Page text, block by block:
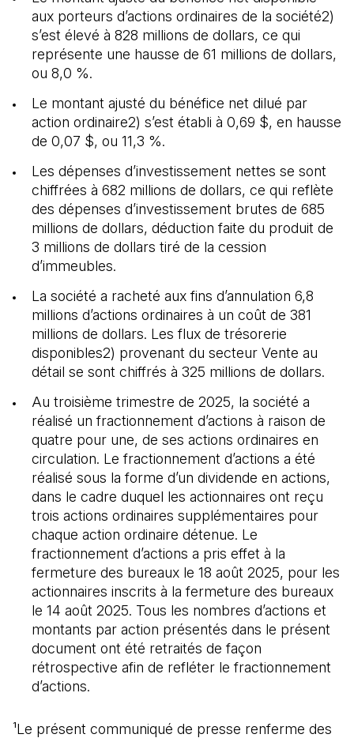
aux porteurs d’actions ordinaires de la société2)
s’est élevé à 828 millions de dollars, ce qui
représente une hausse de 61 millions de dollars,
ou 8,0 %.
Le montant ajusté du bénéfice net dilué par
action ordinaire2) s’est établi à 0,69 $, en hausse
de 0,07 $, ou 11,3 %.
Les dépenses d’investissement nettes se sont
chiffrées à 682 millions de dollars, ce qui reflète
des dépenses d’investissement brutes de 685
millions de dollars, déduction faite du produit de
3 millions de dollars tiré de la cession
d’immeubles.
La société a racheté aux fins d’annulation 6,8
millions d’actions ordinaires à un coût de 381
millions de dollars. Les flux de trésorerie
disponibles2) provenant du secteur Vente au
détail se sont chiffrés à 325 millions de dollars.
Au troisième trimestre de 2025, la société a
réalisé un fractionnement d’actions à raison de
quatre pour une, de ses actions ordinaires en
circulation. Le fractionnement d’actions a été
réalisé sous la forme d’un dividende en actions,
dans le cadre duquel les actionnaires ont reçu
trois actions ordinaires supplémentaires pour
chaque action ordinaire détenue. Le
fractionnement d’actions a pris effet à la
fermeture des bureaux le 18 août 2025, pour les
actionnaires inscrits à la fermeture des bureaux
le 14 août 2025. Tous les nombres d’actions et
montants par action présentés dans le présent
document ont été retraités de façon
rétrospective afin de refléter le fractionnement
d’actions.
¹Le présent communiqué de presse renferme des